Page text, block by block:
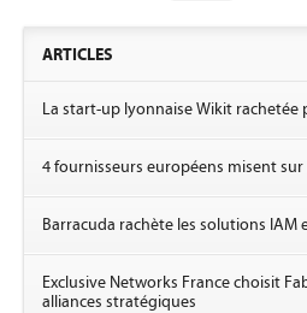
ARTICLES
La start-up lyonnaise Wikit rachetée
4 fournisseurs européens misent
Barracuda rachète les solutions IAM
Exclusive Networks France choisit
alliances stratégiques